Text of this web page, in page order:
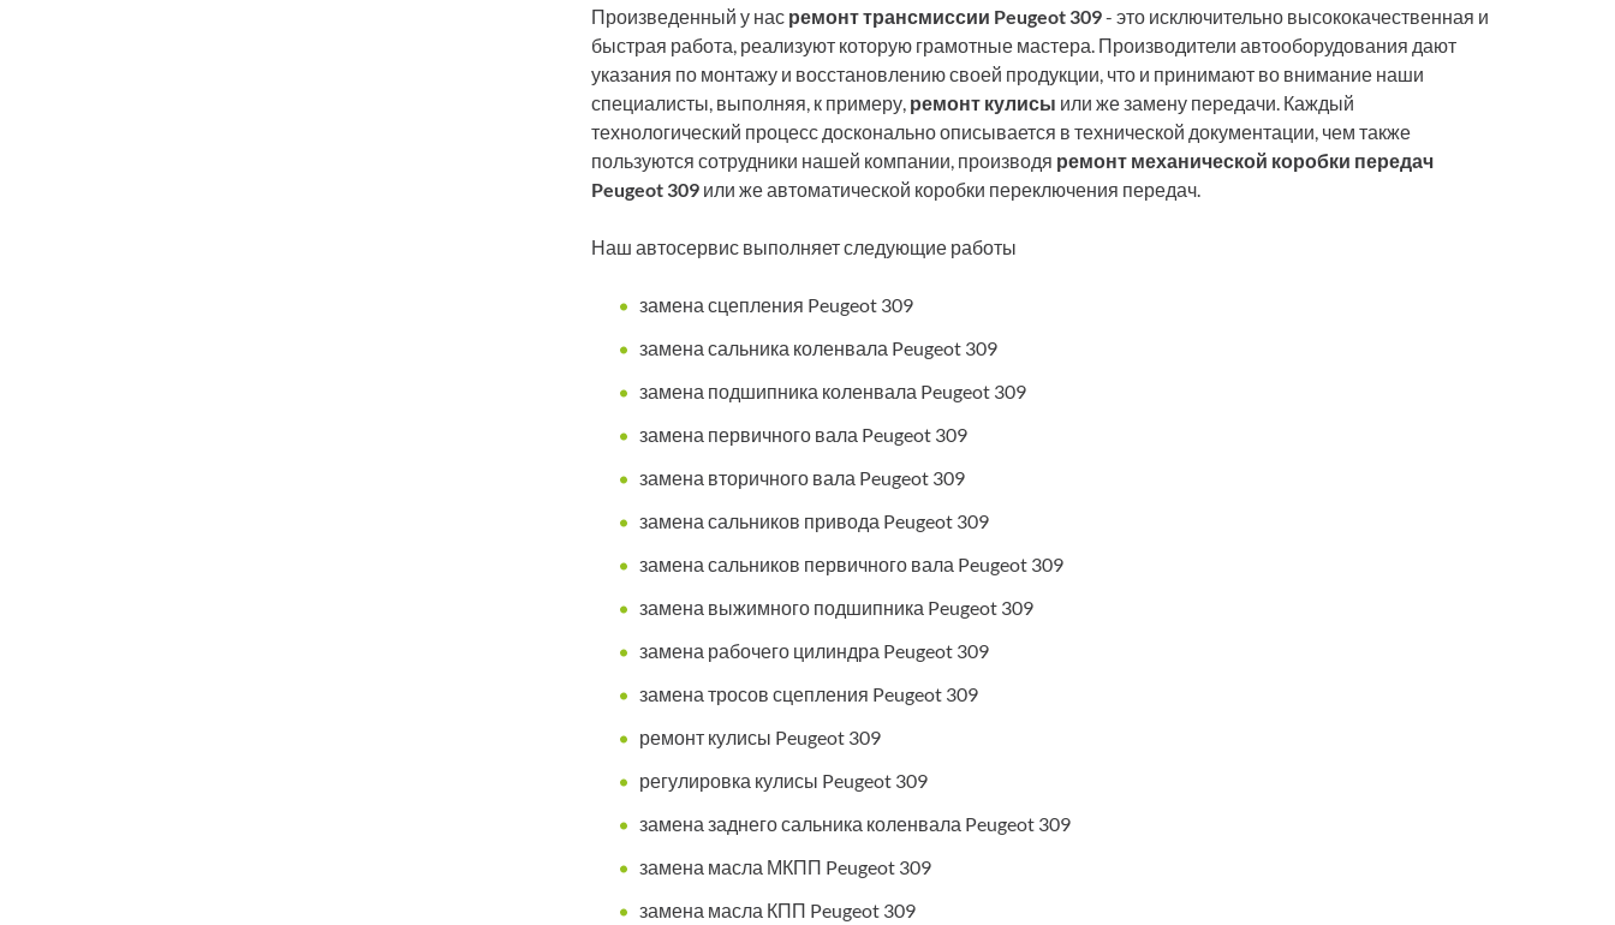
Произведенный у нас ремонт трансмиссии Peugeot 309- это исключительно высококачественная и
быстрая работа, реализуют которую грамотные мастера. Производители автооборудования дают
указания по монтажу и восстановлению своей продукции, что и принимают во внимание наши
специалисты, выполняя, к примеру, ремонт кулисы или же замену передачи. Каждый
технологический процесс досконально описывается в технической документации, чем также
пользуются сотрудники нашей компании, производя ремонт механической коробки передач
Peugeot 309 или же автоматической коробки переключения передач.
Наш автосервис выполняет следующие работы
замена сцепления Peugeot 309
замена сальника коленвала Peugeot 309
замена подшипника коленвала Peugeot 309
замена первичного вала Peugeot 309
замена вторичного вала Peugeot 309
замена сальников привода Peugeot 309
замена сальников первичного вала Peugeot 309
замена выжимного подшипника Peugeot 309
замена рабочего цилиндра Peugeot 309
замена тросов сцепления Peugeot 309
ремонт кулисы Peugeot 309
регулировка кулисы Peugeot 309
замена заднего сальника коленвала Peugeot 309
замена масла МКПП Peugeot 309
замена масла КПП Peugeot 309